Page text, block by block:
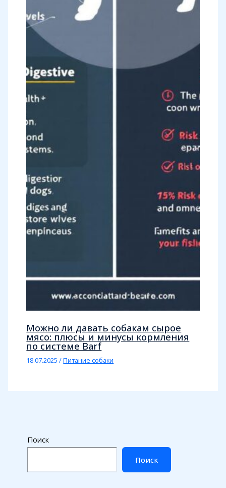
Можно ли давать собакам сырое
мясо: плюсы и минусы кормления
по системе Barf
18.07.2025/Питание собаки
Поиск
Поиск